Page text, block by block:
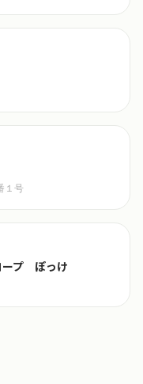
１号
ープ ぽっけ